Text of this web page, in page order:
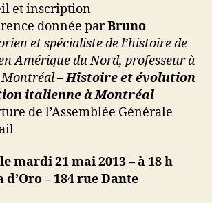
et inscription
donnée parBruno
et spécialiste de l’histoire de
Amérique du Nord, professeur à
Montréal –Histoire et évolution
italienne à Montréal
de l’Assemblée Générale
mardi21 mai 2013 – à18 h
d’Oro – 184 rue Dante